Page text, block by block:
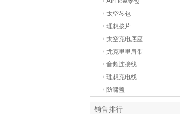
太空琴包
理想拨片
太空充电底座
尤克里里肩带
音频连接线
理想充电线
防啸盖
销售排行